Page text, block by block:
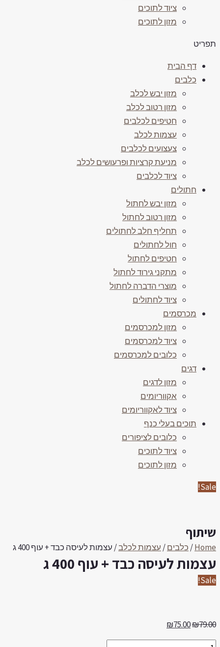
ציוד לתוכים
מזון לתוכים
דף הבית
כלבים
מזון יבש לכלב
מזון רטוב לכלב
חטיפים לכלבים
עצמות לכלב
צעצועים לכלבים
מניעת קרציות ופרעושים לכלב
ציוד לכלבים
חתולים
מזון יבש לחתול
מזון רטוב לחתול
תחליף חלב לחתולים
חול לחתולים
חטיפים לחתול
מתקני גירוד לחתול
מוצרי הדברה לחתול
ציוד לחתולים
מכרסמים
מזון למכרסמים
ציוד למכרסמים
כלובים למכרסמים
דגים
מזון לדגים
אקווריומים
ציוד לאקווריומים
תוכים בעלי כנף
כלובים לציפורים
ציוד לתוכים
מזון לתוכים
/כלבים/עצמות לכלב/ עצמות לעיסה כבד + עוף 400 ג
לעיסה כבד + עוף 400 ג
₪
₪75.00